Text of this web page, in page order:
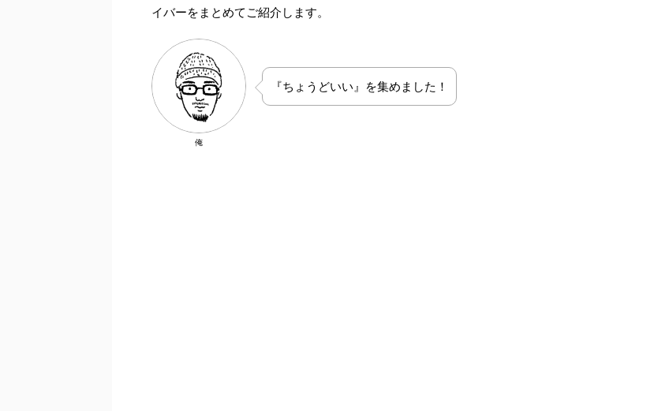
イバーをまとめてご紹介します。
俺
『ちょうどいい』を集めました！